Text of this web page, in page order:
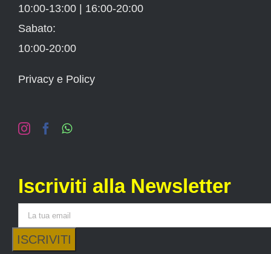
10:00-13:00 | 16:00-20:00
Sabato:
10:00-20:00
Privacy e Policy
Iscriviti alla Newsletter